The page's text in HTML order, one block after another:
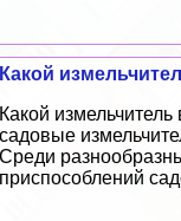
Какой
Какой
садовые
Среди
приспособлений